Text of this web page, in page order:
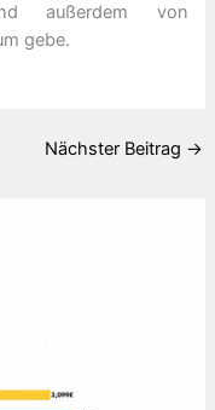
außerdem von
gebe.
Nächster Beitrag →